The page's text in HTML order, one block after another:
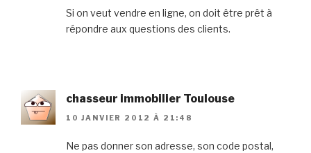
Si on veut vendre en ligne, on doit être prêt à
répondre aux questions des clients.
chasseur immobilier Toulouse
10 JANVIER 2012 À 21:48
Ne pas donner son adresse, son code postal,